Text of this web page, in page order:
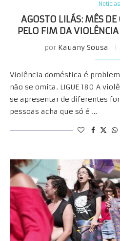
Notícias
AGOSTO LILÁS: MÊS
PELO FIM DA
por Kauany Sousa
Violência doméstica é
não se omita. LIGUE 180 A
se apresentar de diferentes
pessoas acha que só é …